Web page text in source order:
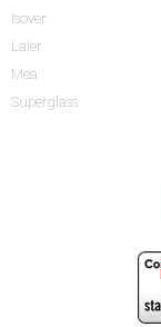
Isover
Laier
Mea
Superglass